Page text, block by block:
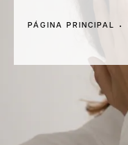
PÁGINA PRINCIPAL